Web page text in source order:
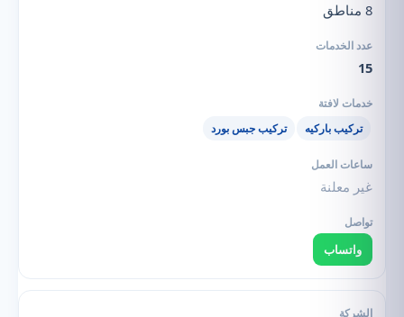
8 مناطق
15
تركيب باركيه تركيب جبس بورد
غير معلنة
واتساب